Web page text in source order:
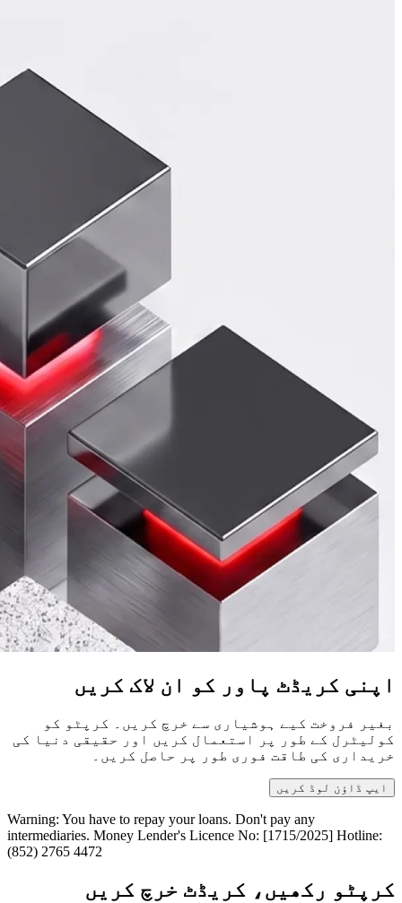
اپنی کریڈٹ پاور کو ان لاک کریں
بغیر فروخت کیے ہوشیاری سے خرچ کریں۔ کرپٹو کو
کولیٹرل کے طور پر استعمال کریں اور حقیقی دنیا کی
خریداری کی طاقت فوری طور پر حاصل کریں۔
ایپ ڈاؤن لوڈ کریں
Warning: You have to repay your loans. Don't pay any
intermediaries. Money Lender's Licence No: [1715/2025] Hotline:
(852) 2765 4472
کرپٹو رکھیں، کریڈٹ خرچ کریں